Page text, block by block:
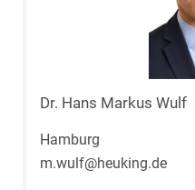
Dr. Hans Markus Wulf
Hamburg
m.wulf@heuking.de